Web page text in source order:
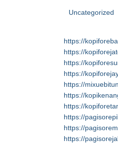
Uncategorized
https://
https://
https://
https://
https://
https://
https://
https://
https://
https://